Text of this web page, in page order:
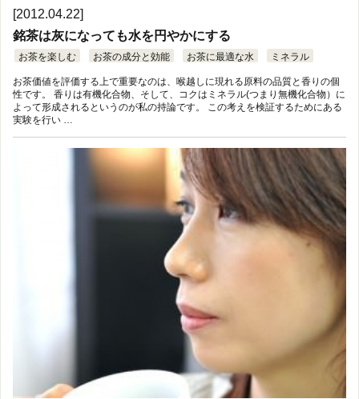
[2012.04.22]
銘茶は灰になっても水を円やかにする
お茶を楽しむ お茶の成分と効能 お茶に最適な水 ミネラル
お茶価値を評価する上で重要なのは、喉越しに現れる原料の品質と香りの個
性です。 香りは有機化合物、そして、コクはミネラル(つまり無機化合物）に
よって形成されるというのが私の持論です。 この考えを検証するためにある
実験を行い …